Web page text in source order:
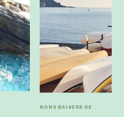
BONS BAISERS DE